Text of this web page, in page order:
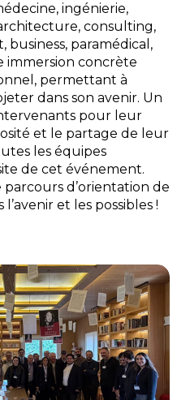
ingénierie,
consulting,
paramédical,
immersion concrète
permettant à
dans son avenir. Un
pour leur
et le partage de leur
les équipes
de cet événement.
d’orientation de
et les possibles !